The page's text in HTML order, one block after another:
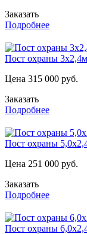
Заказать
Подробнее
Пост охраны
Цена 315 000 руб.
Заказать
Подробнее
Пост охраны
Цена 251 000 руб.
Заказать
Подробнее
Пост охраны